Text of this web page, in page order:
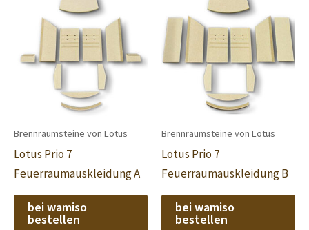
Brennraumsteine von Lotus
Lotus Prio 7
Feuerraumauskleidung A
bei wamiso
bestellen
Brennraumsteine von Lotus
Lotus Prio 7
Feuerraumauskleidung B
bei wamiso
bestellen